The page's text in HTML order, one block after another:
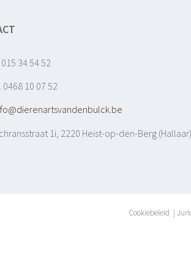
015 34 54 52
0468 10 07 52
1i, 2220 Heist-op-den-Berg (Hallaar)
Cookiebeleid |